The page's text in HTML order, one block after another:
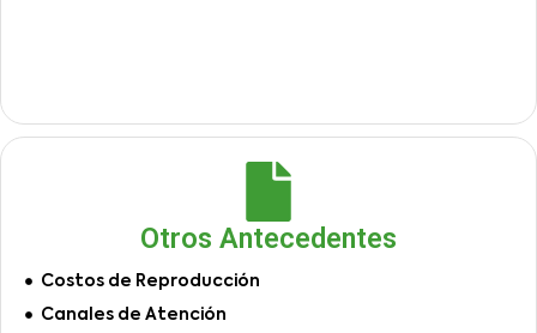
Otros Antecedentes
Costos de Reproducción
Canales de Atención